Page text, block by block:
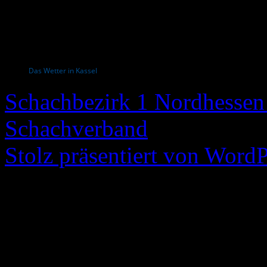
Das Wetter in Kassel
Schachbezirk 1
Schachverband
Stolz präsentiert von